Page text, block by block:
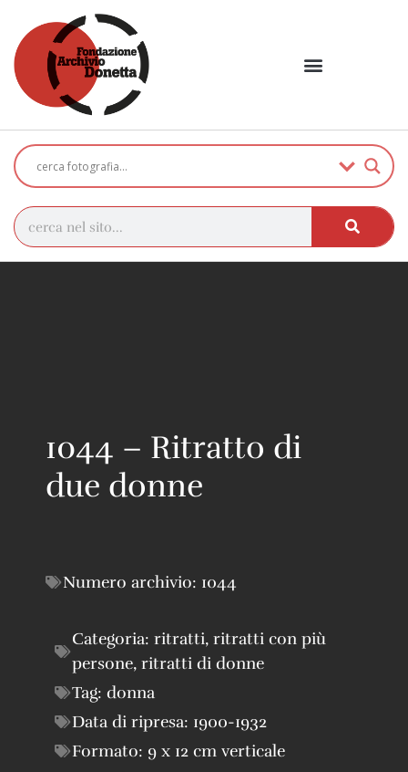
1044 – Ritratto di
due donne
Numero archivio: 1044
Categoria: ritratti, ritratti con più
persone, ritratti di donne
Tag: donna
Data di ripresa: 1900-1932
Formato: 9 x 12 cm verticale